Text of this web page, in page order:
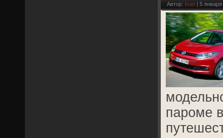
Автор: Ivan | 5
пароме